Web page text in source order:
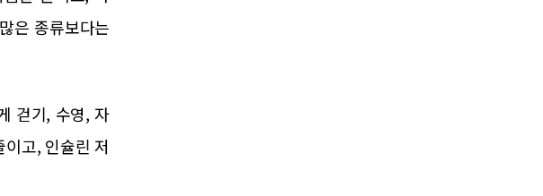
은 종류보다는
걷기, 수영, 자
고, 인슐린 저